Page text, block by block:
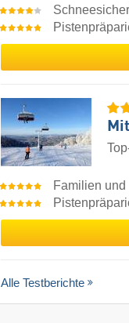
Familien
Alle Testberichte